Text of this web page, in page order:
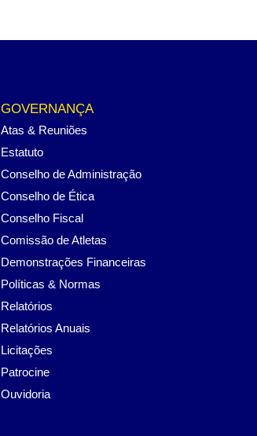
GOVERNANÇA
Atas & Reuniões
Estatuto
Conselho de Administração
Conselho de Ética
Conselho Fiscal
Comissão de Atletas
Demonstrações Financeiras
Políticas & Normas
Relatórios
Relatórios Anuais
Licitações
Patrocine
Ouvidoria